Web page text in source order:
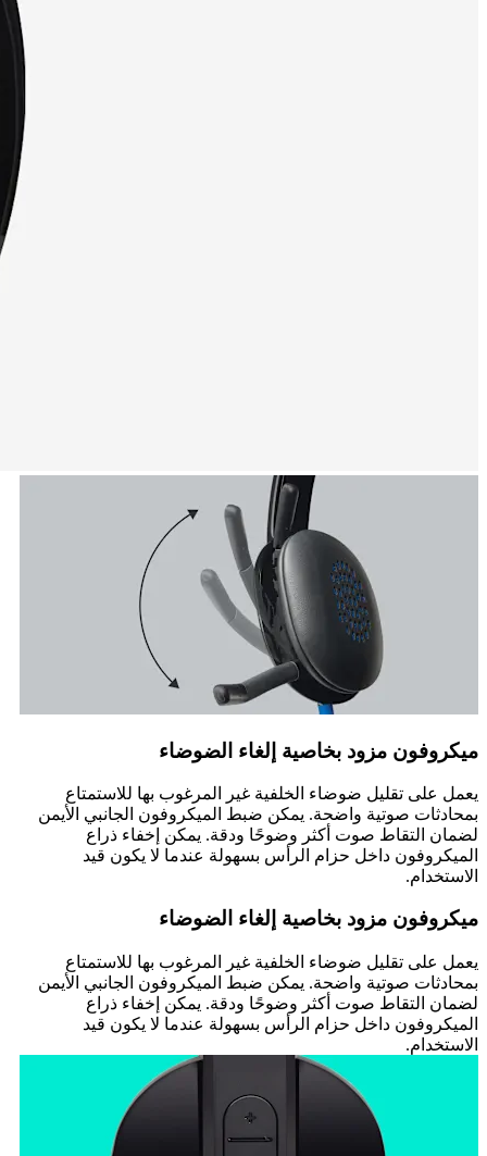
ميكروفون مزود بخاصية إلغاء الضوضاء
يعمل على تقليل ضوضاء الخلفية غير المرغوب بها للاستمتاع
بمحادثات صوتية واضحة. يمكن ضبط الميكروفون الجانبي الأيمن
لضمان التقاط صوت أكثر وضوحًا ودقة. يمكن إخفاء ذراع
الميكروفون داخل حزام الرأس بسهولة عندما لا يكون قيد
الاستخدام.
ميكروفون مزود بخاصية إلغاء الضوضاء
يعمل على تقليل ضوضاء الخلفية غير المرغوب بها للاستمتاع
بمحادثات صوتية واضحة. يمكن ضبط الميكروفون الجانبي الأيمن
لضمان التقاط صوت أكثر وضوحًا ودقة. يمكن إخفاء ذراع
الميكروفون داخل حزام الرأس بسهولة عندما لا يكون قيد
الاستخدام.